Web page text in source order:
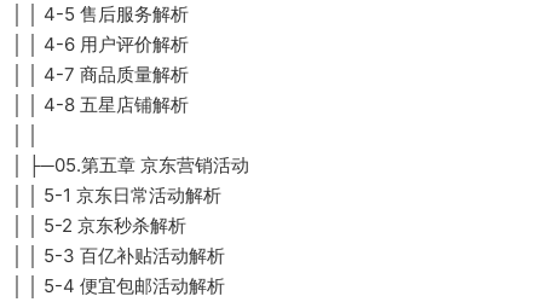
│ │ 4-5 售后服务解析
│ │ 4-6 用户评价解析
│ │ 4-7 商品质量解析
│ │ 4-8 五星店铺解析
│ ├─05.第五章 京东营销活动
│ │ 5-1 京东日常活动解析
│ │ 5-2 京东秒杀解析
│ │ 5-3 百亿补贴活动解析
│ │ 5-4 便宜包邮活动解析